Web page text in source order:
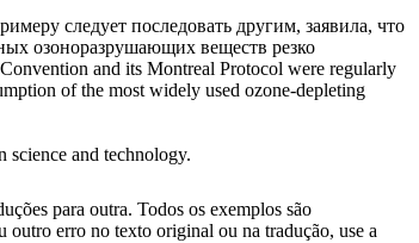
следует последовать другим, заявила, что
озоноразрушающих веществ резко
and its Montreal Protocol were regularly
of the most widely used ozone-depleting
science and technology.
para outra. Todos os exemplos são
outro erro no texto original ou na tradução, use a